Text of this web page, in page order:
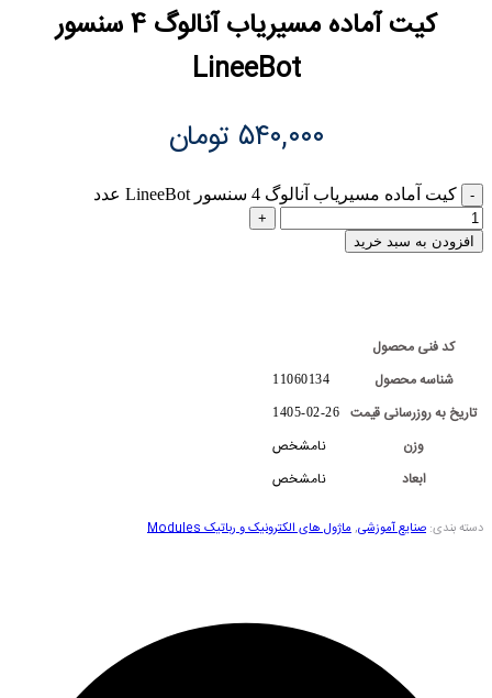
کیت آماده مسیریاب آنالوگ 4 سنسور
LineeBot
۵۴۰,۰۰۰ تومان
کیت آماده مسیریاب آنالوگ 4 سنسور LineeBot عدد
افزودن به سبد خرید
کد فنی محصول
شناسه محصول
11060134
تاریخ به روزرسانی قیمت 1405-02-26
وزن
نامشخص
ابعاد
نامشخص
دسته بندی: صنایع آموزشی,ماژول های الکترونیک و رباتیک Modules